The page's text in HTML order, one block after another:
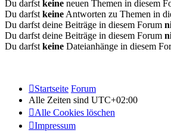
Du darfst keine neuen Themen in diesem
Du darfst keine Antworten zu Themen in
Du darfst deine Beiträge in diesem Forum
Du darfst deine Beiträge in diesem Forum
Du darfst keine Dateianhänge in diesem
Startseite Forum
Alle Zeiten sind UTC+02:00
Alle Cookies löschen
Impressum